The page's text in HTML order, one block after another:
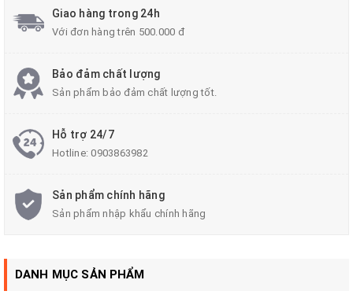
Quý khách hàng quan tâm đến sản phẩm vui
lòng liên hệ số
Hotline: 0903863082 - 0903863982
Cập nhật thông tin liên tục:
Like FaceBook:AnhThi Auto
Giao hàng trong 24h
Với đơn hàng trên 500.000 đ
Bảo đảm chất lượng
Sản phẩm bảo đảm chất lượng tốt.
Hỗ trợ 24/7
Hotline:0903863982
Sản phẩm chính hãng
Sản phẩm nhập khẩu chính hãng
DANH MỤC SẢN PHẨM